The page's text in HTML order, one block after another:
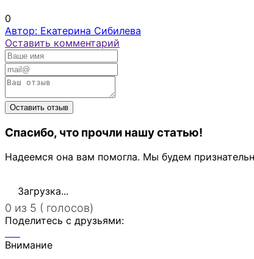
0
Автор: Екатерина Сибилева
Оставить комментарий
Спасибо, что прочли нашу статью!
Надеемся она вам помогла. Мы будем
Загрузка...
0 из 5 ( голосов)
Поделитесь с друзьями:
Внимание